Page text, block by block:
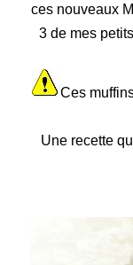
ces nouveaux
3 de mes
Ces
Une recette